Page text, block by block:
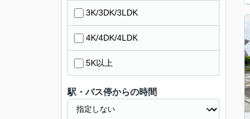
3K/3DK/3LDK
4K/4DK/4LDK
5K以上
駅・バス停からの時間